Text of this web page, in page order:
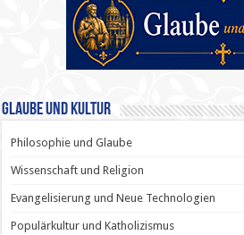
Glaube und Kultur
Philosophie und Glaube
Wissenschaft und Religion
Evangelisierung und Neue Technologien
Populärkultur und Katholizismus